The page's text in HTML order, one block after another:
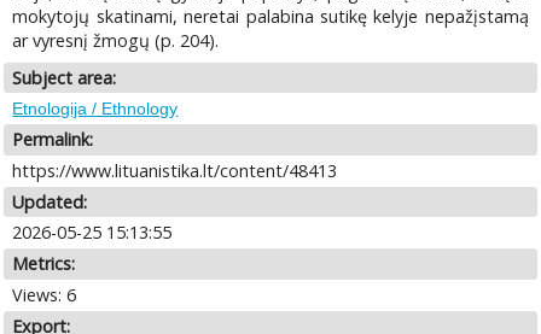
mokytojų skatinami, neretai palabina sutikę kelyje nepažįstamą
ar vyresnį žmogų (p. 204).
Subject area:
Etnologija / Ethnology
Permalink:
https://www.lituanistika.lt/content/48413
Updated:
2026-05-25 15:13:55
Metrics:
Views: 6
Export: